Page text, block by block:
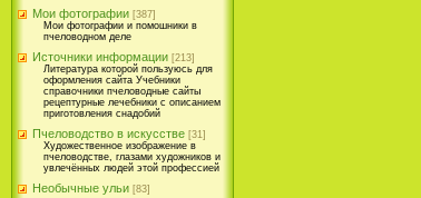
Мои фотографии [387]
Мои фотографии и помошники в
пчеловодном деле
Источники информации [213]
Литература которой пользуюсь для
оформления сайта Учебники
справочники пчеловодные сайты
рецептурные лечебники с описанием
приготовления снадобий
Пчеловодство в искусстве [31]
Художественное изображение в
пчеловодстве, глазами художников и
увлечённых людей этой профессией
Необычные ульи [83]